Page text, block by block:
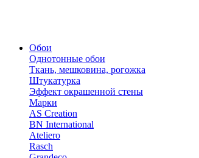
Обои
Однотонные обои
Ткань, мешковина, рогожка
Штукатурка
Эффект окрашенной стены
Марки
AS Creation
BN International
Ateliero
Rasch